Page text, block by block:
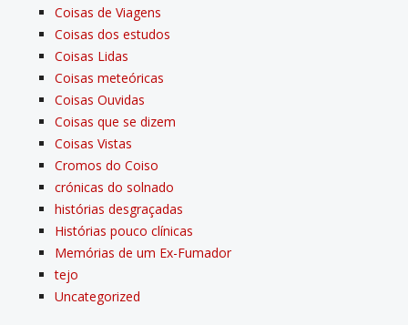
Coisas de Viagens
Coisas dos estudos
Coisas Lidas
Coisas meteóricas
Coisas Ouvidas
Coisas que se dizem
Coisas Vistas
Cromos do Coiso
crónicas do solnado
histórias desgraçadas
Histórias pouco clí­nicas
Memórias de um Ex-Fumador
tejo
Uncategorized